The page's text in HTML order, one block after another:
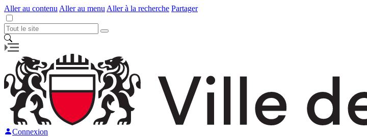
Aller au contenu Aller au menu Aller à la recherche Partager
Connexion